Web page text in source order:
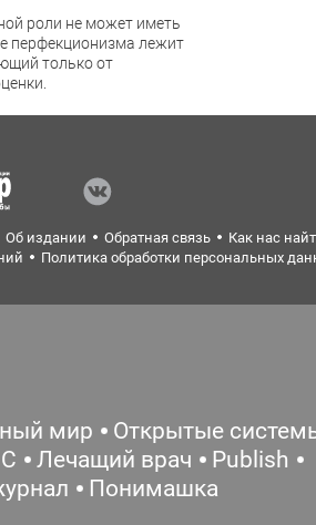
роли не может иметь
перфекционизма лежит
только от
Об издании Обратная связь Как нас
Политика обработки персональных
мир
Открытые
Лечащий врач
Publish
Понимашка